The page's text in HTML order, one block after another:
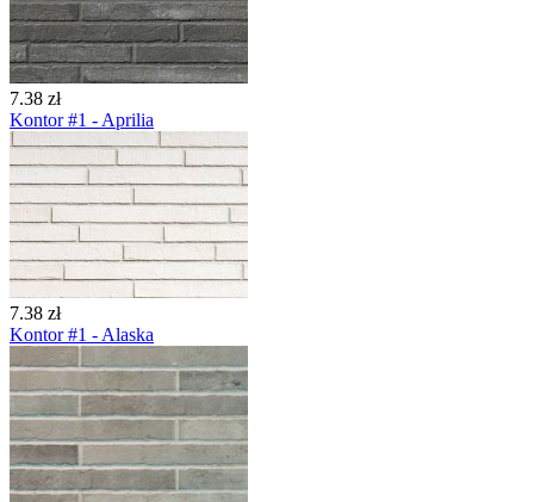
7.38 zł
Kontor #1 - Aprilia
7.38 zł
Kontor #1 - Alaska